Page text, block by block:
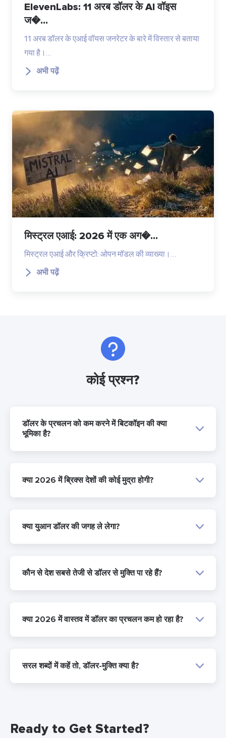
ElevenLabs: 11 अरब डॉलर के AI वॉइस
ज�...
11 अरब डॉलर के एआई वॉयस जनरेटर के बारे में विस्तार से बताया
गया है।…
अभी पढ़ें
मिस्ट्रल एआई: 2026 में एक अग�...
मिस्ट्रल एआई और क्रिप्टो: ओपन मॉडल की व्याख्या।…
अभी पढ़ें
कोई प्रश्न?
डॉलर के प्रचलन को कम करने में बिटकॉइन की क्या
भूमिका है?
क्या 2026 में ब्रिक्स देशों की कोई मुद्रा होगी?
क्या युआन डॉलर की जगह ले लेगा?
कौन से देश सबसे तेजी से डॉलर से मुक्ति पा रहे हैं?
क्या 2026 में वास्तव में डॉलर का प्रचलन कम हो रहा है?
सरल शब्दों में कहें तो, डॉलर-मुक्ति क्या है?
Ready to Get Started?